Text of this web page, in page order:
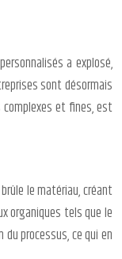
a explosé,
sont désormais
et fines, est
le matériau, créant
organiques tels que le
processus, ce qui en